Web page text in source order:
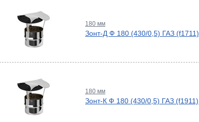
180 мм
Зонт-Д Ф 180 (430/0,5) ГАЗ (f1711)
180 мм
Зонт-К Ф 180 (430/0,5) ГАЗ (f1911)